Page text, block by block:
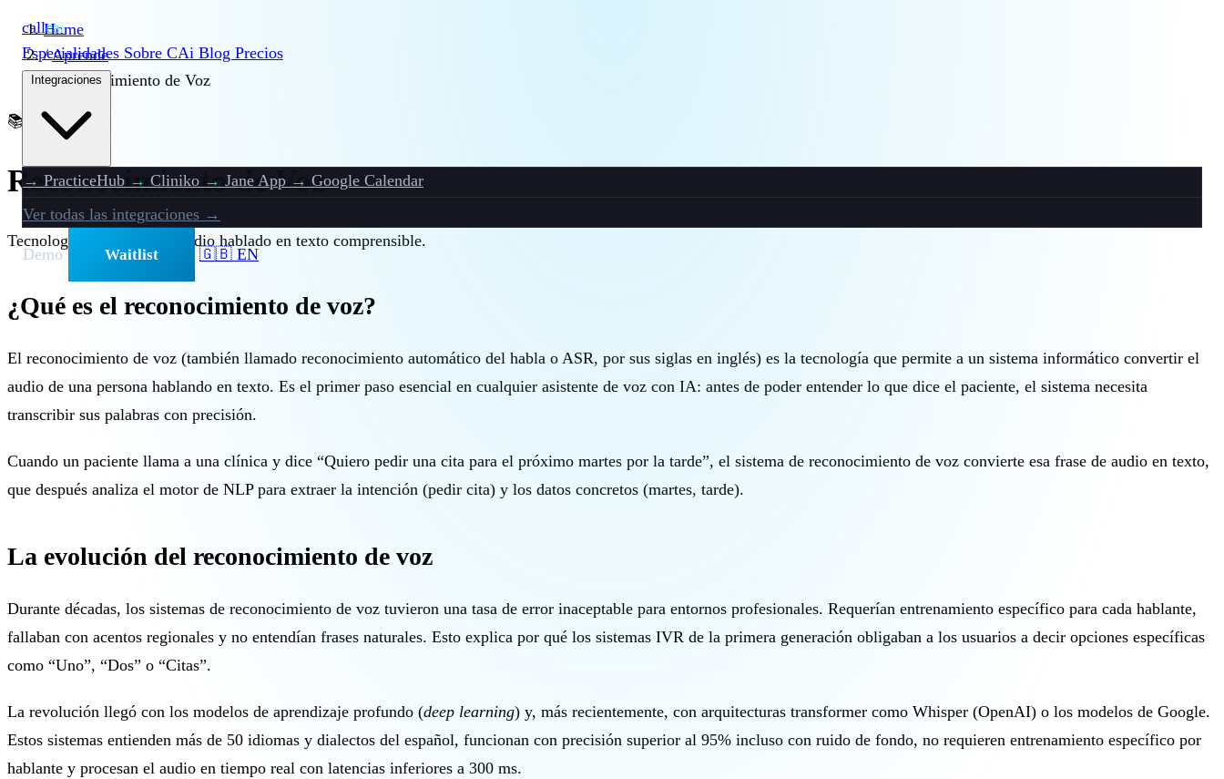
callcai
Especialidades Sobre CAi Blog Precios
→ PracticeHub → Cliniko → Jane App → Google Calendar
Ver todas las integraciones →
Demo Waitlist 🇬🇧 EN
Home
/ Aprende
/ Reconocimiento de Voz
📚 Intermedio
Reconocimiento de Voz
Tecnología que convierte audio hablado en texto comprensible.
¿Qué es el reconocimiento de voz?
El reconocimiento de voz (también llamado reconocimiento automático del habla o ASR, por sus siglas en inglés) es la tecnología que permite a un sistema informático convertir el
audio de una persona hablando en texto. Es el primer paso esencial en cualquier asistente de voz con IA: antes de poder entender lo que dice el paciente, el sistema necesita
transcribir sus palabras con precisión.
Cuando un paciente llama a una clínica y dice “Quiero pedir una cita para el próximo martes por la tarde”, el sistema de reconocimiento de voz convierte esa frase de audio en texto,
que después analiza el motor de NLP para extraer la intención (pedir cita) y los datos concretos (martes, tarde).
La evolución del reconocimiento de voz
Durante décadas, los sistemas de reconocimiento de voz tuvieron una tasa de error inaceptable para entornos profesionales. Requerían entrenamiento específico para cada hablante,
fallaban con acentos regionales y no entendían frases naturales. Esto explica por qué los sistemas IVR de la primera generación obligaban a los usuarios a decir opciones específicas
como “Uno”, “Dos” o “Citas”.
La revolución llegó con los modelos de aprendizaje profundo (deep learning) y, más recientemente, con arquitecturas transformer como Whisper (OpenAI) o los modelos de Google.
Estos sistemas entienden más de 50 idiomas y dialectos del español, funcionan con precisión superior al 95% incluso con ruido de fondo, no requieren entrenamiento específico por
hablante y procesan el audio en tiempo real con latencias inferiores a 300 ms.